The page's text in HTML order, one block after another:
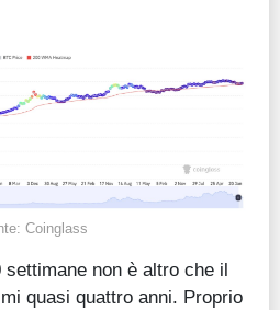
Coinglass
settimane non è altro che il
quasi quattro anni. Proprio